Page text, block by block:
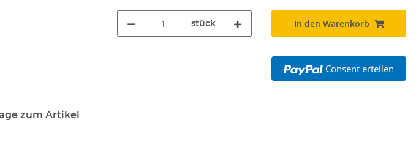
stück In den Warenkorb
Consent erteilen
zum Artikel